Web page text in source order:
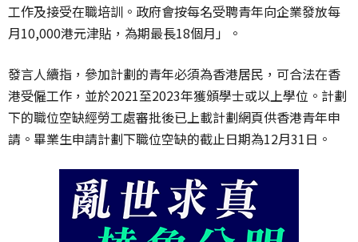
工作及接受在職培訓。政府會按每名受聘青年向企業發放每
月10,000港元津貼，為期最長18個月」。
發言人續指，參加計劃的青年必須為香港居民，可合法在香
港受僱工作，並於2021至2023年獲頒學士或以上學位。計劃
下的職位空缺經勞工處審批後已上載計劃網頁供香港青年申
請。畢業生申請計劃下職位空缺的截止日期為12月31日。